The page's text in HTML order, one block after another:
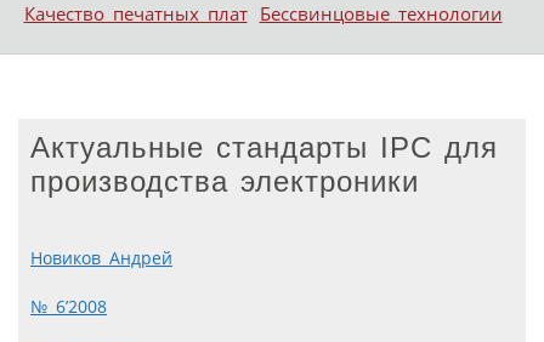
Качество печатных плат Бессвинцовые технологии
Актуальные стандарты IPC для
производства электроники
Новиков Андрей
№ 6’2008